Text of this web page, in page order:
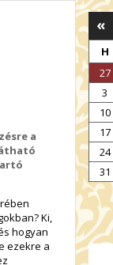
a
Ki,
hogyan
ezekre a
«
H
27
3
10
17
24
31